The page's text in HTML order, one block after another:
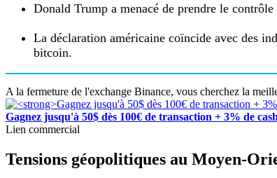
Donald Trump a menacé de prendre le
La déclaration américaine coïncide avec des
bitcoin.
A la fermeture de l'exchange Binance, vous cherchez la
Gagnez jusqu'à 50$ dès 100€ de transaction + 3% de
Lien commercial
Tensions géopolitiques au Moyen-